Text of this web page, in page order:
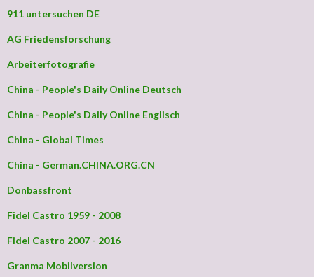
911 untersuchen DE
AG Friedensforschung
Arbeiterfotografie
China - People's Daily Online Deutsch
China - People's Daily Online Englisch
China - Global Times
China - German.CHINA.ORG.CN
Donbassfront
Fidel Castro 1959 - 2008
Fidel Castro 2007 - 2016
Granma Mobilversion